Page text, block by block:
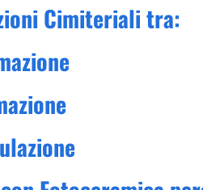
Cimiteriali tra: